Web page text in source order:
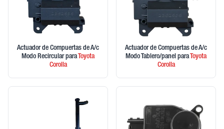
Actuador de Compuertas de A/c
Modo Recircular para Toyota
Corolla
Actuador de Compuertas de A/c
Modo Tablero/panel para Toyota
Corolla